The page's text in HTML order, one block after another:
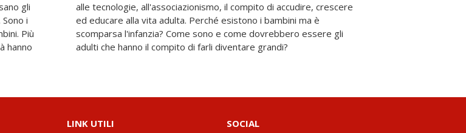
gli
i
Più
hanno
ma è
gli
adulti che hanno il compito di farli diventare grandi?
LINK UTILI SOCIAL